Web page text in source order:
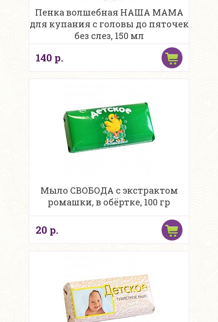
Пенка волшебная НАША МАМА
для купания с головы до пяточек
без слез, 150 мл
140 р.
Мыло СВОБОДА с экстрактом
ромашки, в обёртке, 100 гр
20 р.